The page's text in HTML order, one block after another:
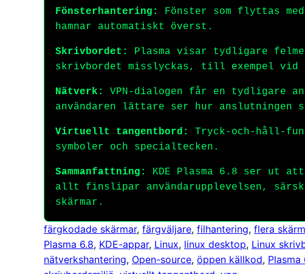
Fönsterhantering:
Fönster som flyttas
hamnar automatiskt överst.
Skrivbordet:
Plasma visar tydligare
skrivbordet misslyckas, till exempel vid
Nätverk:
VPN-dialogen får en tydligare
användaren lättare ser hur anslutningen
Virtuellt tangentbord:
Tryck-och-håll-
symboler och specialtecken.
Sammanfattning:
KDE Plasma 6.8 ser ut
allt finslipar användarupplevelsen,
skärmar.
färgkodade skärmar, färgväljare, filhantering, flera
Plasma 6.8, KDE-appar, Linux, linux desktop, Linux
nätverkshantering, Open-source, öppen källkod, Plasma